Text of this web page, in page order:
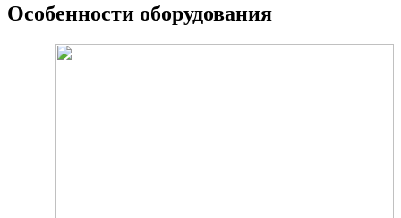
Особенности оборудования